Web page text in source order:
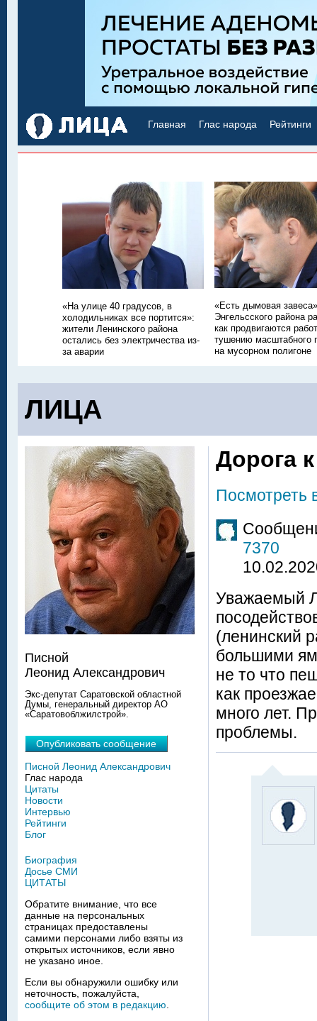
Главная Глас народа Рейтинги
«На улице 40 градусов, в
холодильниках все портится»:
жители Ленинского района
остались без электричества из-
за аварии
«Есть дымовая
Энгельсского района
как продвигаются
тушению масштабного
на мусорном полигоне
ЛИЦА
Дорога
Посмотреть
7370
Уважаемый
(ленинский
большими
не то что
как
много лет.
проблемы.
Писной
Леонид Александрович
Экс-депутат Саратовской областной
Думы, генеральный директор АО
«Саратовоблжилстрой».
Опубликовать сообщение
Писной Леонид Александрович
Глас народа
Цитаты
Новости
Интервью
Рейтинги
Блог
Биография
Досье СМИ
ЦИТАТЫ
Обратите внимание, что все
данные на персональных
страницах предоставлены
самими персонами либо взяты из
открытых источников, если явно
не указано иное.
Если вы обнаружили ошибку или
неточность, пожалуйста,
сообщите об этом в редакцию